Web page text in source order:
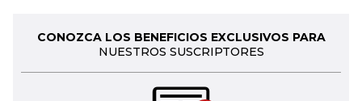
CONOZCA LOS BENEFICIOS EXCLUSIVOS PARA
NUESTROS SUSCRIPTORES